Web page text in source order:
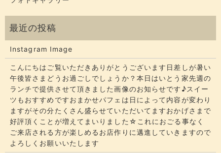
Instagram Image
こんにちはご覧いただきありがとうございます​​​日差しが暑い
午後皆さまどうお過ごしでしょうか？​​​本日はいとう家先週の
ランチで提供させて頂きました画像のお知らせです♪スイー
ツもおすすめですおまかせパフェは日によって内容が変わり
ますがその分たくさん盛らせていただいてます​​​おかげさまで
好評頂くことが増えてまいりました☆​​これにおごる事なく
ご来店される方が楽しめるお店作りに邁進していきますので
よろしくお願いいたします